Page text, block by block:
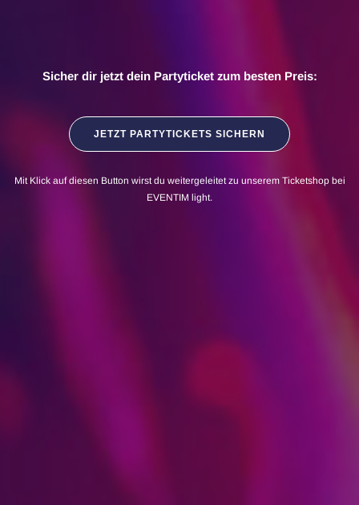
Sicher dir jetzt dein Partyticket zum besten Preis:
JETZT PARTYTICKETS SICHERN
Mit Klick auf diesen Button wirst du weitergeleitet zu unserem Ticketshop bei
EVENTIM light.